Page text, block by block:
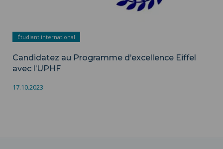
Étudiant international
Candidatez au Programme d’excellence Eiffel
avec l’UPHF
17.10.2023